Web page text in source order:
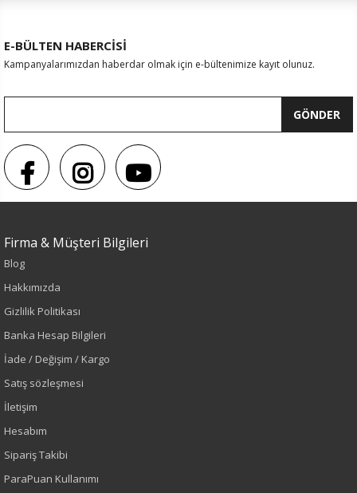
E-BÜLTEN HABERCİSİ
Kampanyalarımızdan haberdar olmak için e-bültenimize kayıt olunuz.
GÖNDER
Firma & Müşteri Bilgileri
Blog
Hakkımızda
Gizlilik Politikası
Banka Hesap Bilgileri
İade / Değişim / Kargo
Satış sözleşmesi
İletişim
Hesabım
Sipariş Takibi
ParaPuan Kullanımı